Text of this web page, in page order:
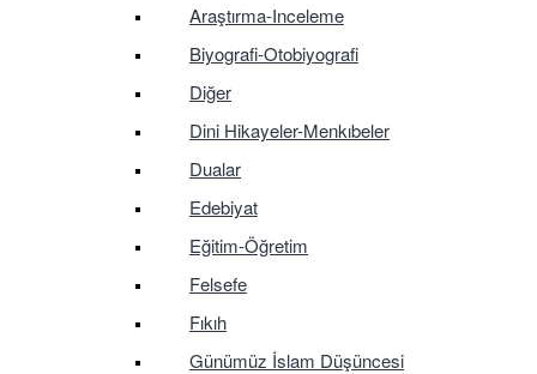
Araştırma-Inceleme
Biyografi-Otobiyografi
Diğer
Dini Hikayeler-Menkıbeler
Dualar
Edebiyat
Eğitim-Öğretim
Felsefe
Fıkıh
Günümüz İslam Düşüncesi